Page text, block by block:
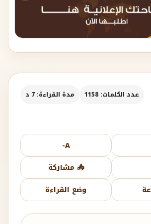
عدد الكلمات: 1158 مدة القراءة: 7 د
A-
📤 مشاركة
وضع القراءة